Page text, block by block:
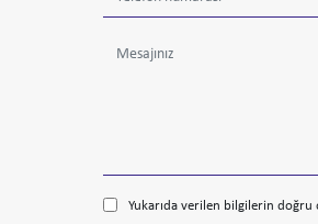
Yukarıda verilen bilgilerin